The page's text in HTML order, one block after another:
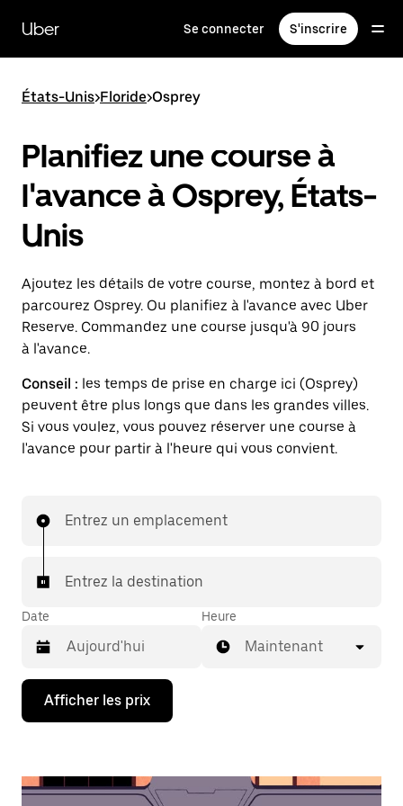
contenu
principal
Uber Se connecter S'inscrire
États-Unis>Floride>Osprey
Planifiez une course à
l'avance à Osprey, États-
Unis
Ajoutez les détails de votre course, montez à bord et
parcourez Osprey. Ou planifiez à l'avance avec Uber
Reserve. Commandez une course jusqu'à 90 jours
à l'avance.
Conseil : les temps de prise en charge ici (Osprey)
peuvent être plus longs que dans les grandes villes.
Si vous voulez, vous pouvez réserver une course à
l'avance pour partir à l'heure qui vous convient.
Entrez un emplacement
Entrez la destination
Date
Appuyez
la
bas
Heure
Maintenant
Afficher les prix